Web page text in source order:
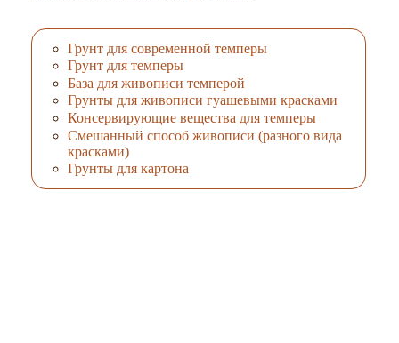
Грунт для современной темперы
Грунт для темперы
База для живописи темперой
Грунты для живописи гуашевыми красками
Консервирующие вещества для темперы
Смешанный способ живописи (разного вида
красками)
Грунты для картона